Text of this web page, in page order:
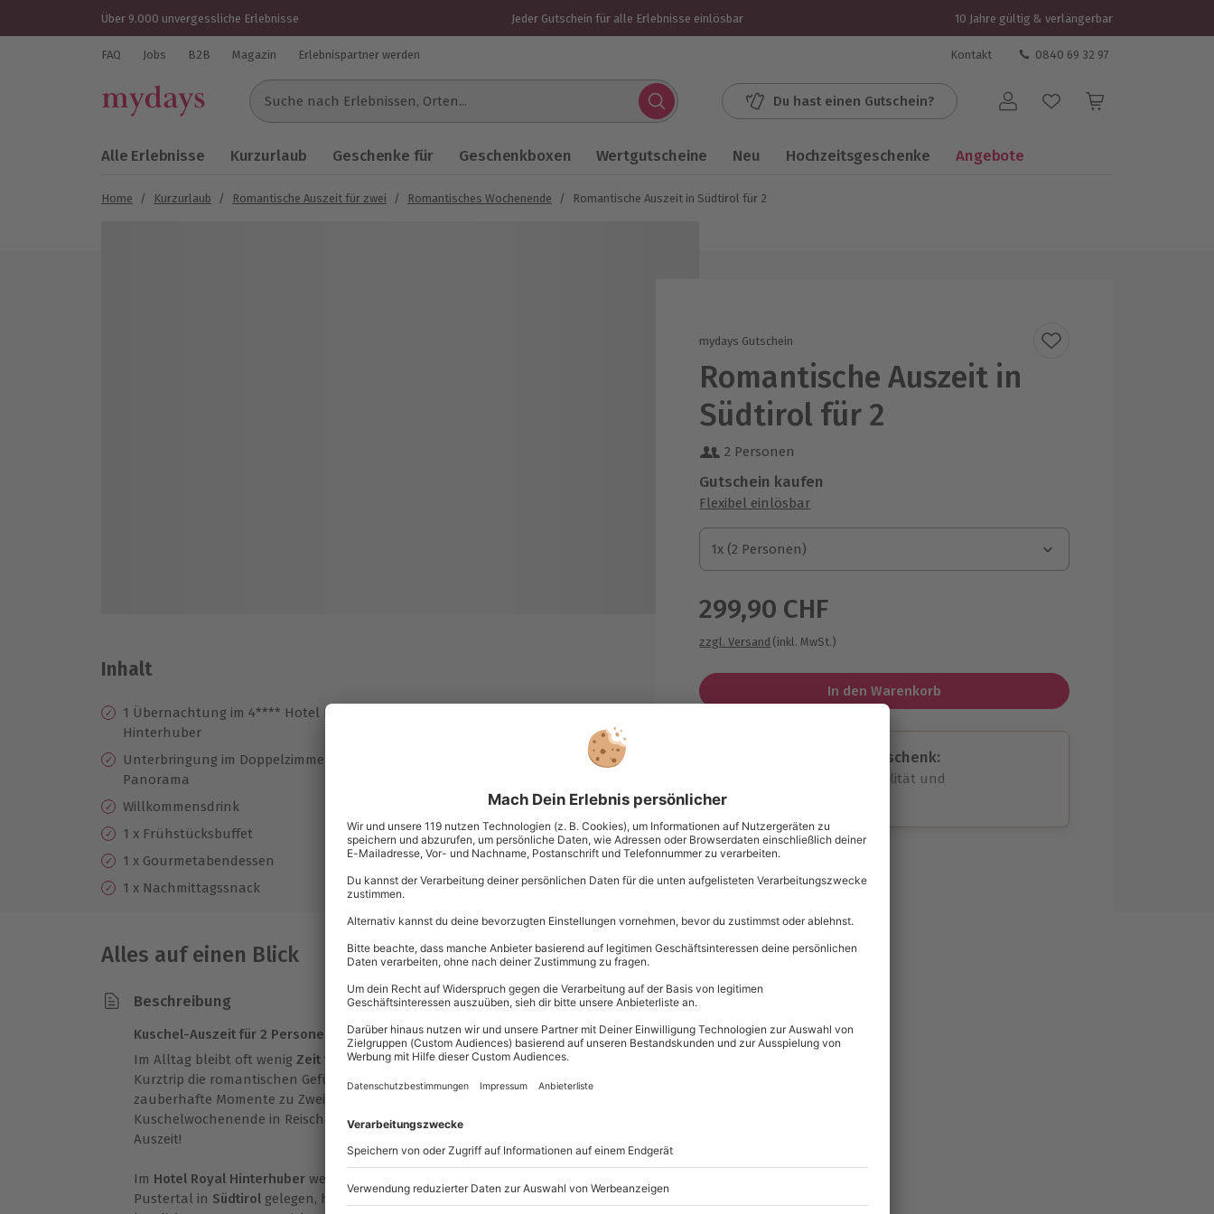
Über 9.000 unvergessliche Erlebnisse Jeder Gutschein für alle Erlebnisse einlösbar 10 Jahre gültig & verlängerbar
FAQ Jobs B2B Magazin Erlebnispartner werden Kontakt 0840 69 32 97
Suche nach Erlebnissen...
Du hast einen Gutschein? Benutzerkonto
Alle Erlebnisse Kurzurlaub Geschenke für Geschenkboxen Wertgutscheine Neu Hochzeitsgeschenke Angebote
Home / Kurzurlaub / Romantische Auszeit für zwei / Romantisches Wochenende / Romantische Auszeit in Südtirol für 2
mydays Gutschein
Romantische Auszeit in
Südtirol für 2
2 Personen
Gutschein kaufen
Flexibel einlösbar
1x (2 Personen)
1x (2 Personen)
1x (2 Personen)
299,90 CHF
zzgl. Versand (inkl. MwSt.)
In den Warenkorb
Immer das passende Geschenk:
Große Auswahl, volle Flexibilität und
maximale Sicherheit
Große Auswahl
Über 9.000 unvergessliche
Erlebnisse.
Volle Flexibilität
einlösbar.
Maximale Sicherheit
Inhalt
1 Übernachtung im 4**** Hotel Royal
Hinterhuber
Unterbringung im Doppelzimmer
Panorama
Willkommensdrink
1 x Frühstücksbuffet
1 x Gourmetabendessen
1 x Nachmittagssnack
mit Panorama-Hallenbad, Whirlpool,
Rosendampfbad, Kneipp-Fußbecken,
Eisgrotte, Entspannungsliegen sowie
Raum der Stille mit beheizten
Alles auf einen Blick
Beschreibung
Kuschel-Auszeit für 2 Personen
Im Alltag bleibt oft wenig Zeit für Romantik– umso schöner, wenn ein
Kurztrip die romantischen Gefühle wieder aufleben lässt und Euch
zauberhafte Momente zu Zweit schenkt. Freut Euch bei einem
Kuschelwochenende in Reischach/Bruneck auf Eure ganz persönliche
Auszeit!
Im Hotel Royal Hinterhuber werden Eure Urlaubsträume war: Im idyllischen
Pustertal in Südtirol gelegen, habt Ihr von dem exklusiven Hotel eine